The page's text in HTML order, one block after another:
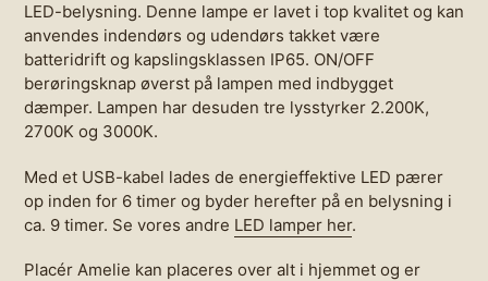
LED-belysning. Denne lampe er lavet i top kvalitet og kan
anvendes indendørs og udendørs takket være
batteridrift og kapslingsklassen IP65. ON/OFF
berøringsknap øverst på lampen med indbygget
dæmper. Lampen har desuden tre lysstyrker 2.200K,
2700K og 3000K.
Med et USB-kabel lades de energieffektive LED pærer
op inden for 6 timer og byder herefter på en belysning i
ca. 9 timer. Se vores andre LED lamper her.
Placér Amelie kan placeres over alt i hjemmet og er